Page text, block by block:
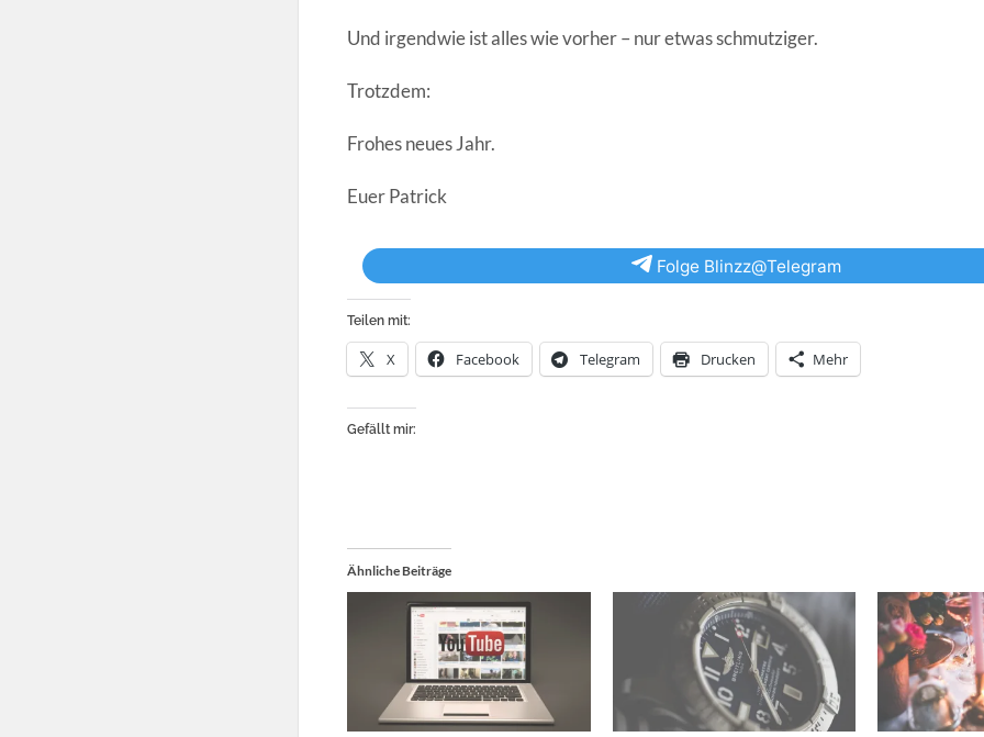
Und irgendwie ist alles wie vorher – nur etwas schmutziger.
Trotzdem:
Frohes neues Jahr.
Euer Patrick
Folge Blinzz@Telegram
Teilen mit:
X Facebook Telegram Drucken Mehr
Gefällt mir:
Ähnliche Beiträge